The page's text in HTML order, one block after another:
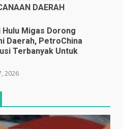
DAERAH
Hulu Migas Dorong
Daerah, PetroChina
Terbanyak Untuk
2026